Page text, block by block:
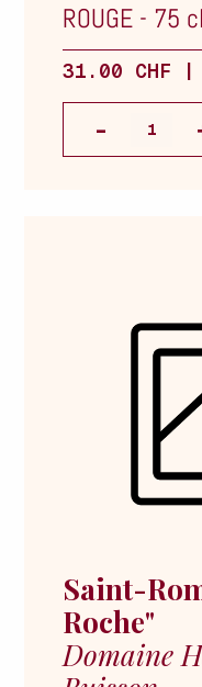
ROUGE - 75 cl
31.00 CHF |
Saint-
Roche"
Domaine